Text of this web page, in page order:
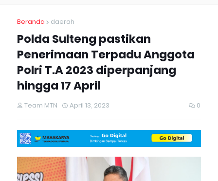
Beranda daerah
Polda Sulteng pastikan
Penerimaan Terpadu Anggota
Polri T.A 2023 diperpanjang
hingga 17 April
Team MTN April 13, 2023 0